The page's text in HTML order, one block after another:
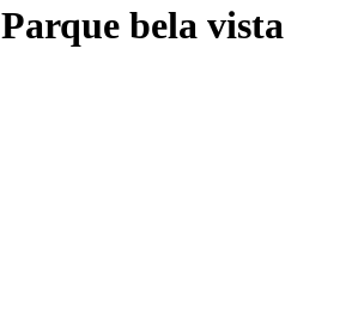
Parque bela vista